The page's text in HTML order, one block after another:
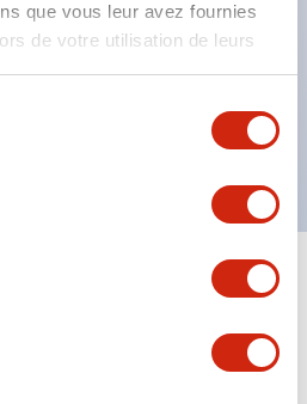
que vous leur avez fournies
de votre utilisation de leurs
possible
avec clé adopte une
cylindre haute sécurité
est IP65 (IEC60529)